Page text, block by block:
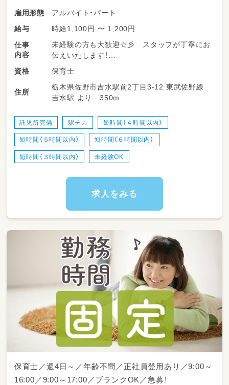
雇用形態
アルバイト・パート
給与
時給1,100円 〜 1,200円
仕事
内容
未経験の方も大歓迎☆彡 スタッフが丁寧にお
伝えいたします！
▼お仕事内容はこちら
〇０～2歳までのおこさまへの保育活動
〇食事介助
〇保護者対応
〇環境整備、掃除など
資格 保育士
住所
栃木県佐野市吉水駅前2丁目3-12 東武佐野線
吉水駅 より 350m
託児所完備 駅チカ 短時間（４時間以内）
短時間（５時間以内） 短時間（６時間以内）
短時間（３時間以内） 未経験OK
求人をみる
保育士／週4日～／年齢不問／正社員登用あり／9:00～
16:00／9:00～17:00／ブランクOK／急募！